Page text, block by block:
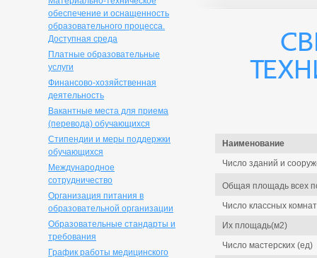
обеспечение и оснащенность
образовательного процесса.
Доступная среда
Платные образовательные
услуги
Финансово-хозяйственная
деятельность
Вакантные места для приема
(перевода) обучающихся
Стипендии и меры поддержки
обучающихся
Международное
сотрудничество
Организация питания в
образовательной организации
Образовательные стандарты и
требования
График работы медицинского
Наименование
Число зданий и
Общая площадь всех
Число классных
Их площадь(м2)
Число мастерских (ед)